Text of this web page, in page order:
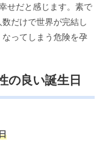
せだと感じます。素で
だけで世界が完結し
ってしまう危険を孕
の良い誕生日